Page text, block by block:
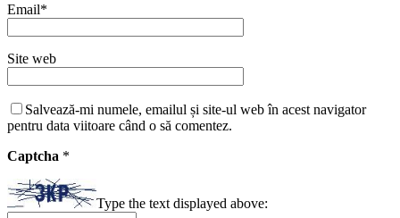
Email*
Site web
Salvează-mi numele, emailul și site-ul web în acest navigator
pentru data viitoare când o să comentez.
Captcha *
Type the text displayed above: